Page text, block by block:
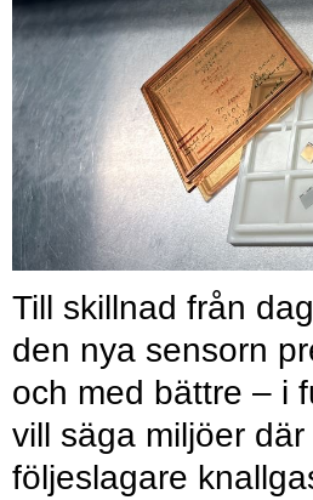
Till skillnad från
den nya sensorn
och med bättre – i
vill säga miljöer
följeslagare